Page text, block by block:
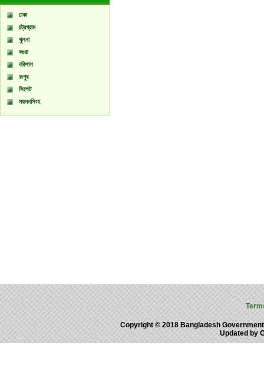
ঢাকা
চট্রগ্রাম
খুলনা
বগুরা
বরিশাল
রংপুর
সিলেট
ময়মনসিংহ
Copyright © 2018 Bangladesh
Updated by